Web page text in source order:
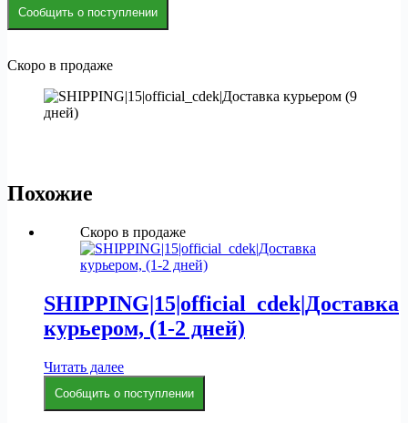
Скоро в продаже
Сообщить о поступлении
Похожие
Скоро в продаже
SHIPPING|15|official_cdek|Доставка
курьером, (1-2 дней)
Читать далее
Сообщить о поступлении